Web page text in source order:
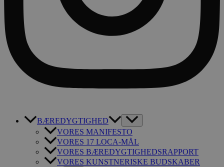
BÆREDYGTIGHED
VORES MANIFESTO
VORES 17 LOCA-MÅL
VORES BÆREDYGTIGHEDSRAPPORT
VORES KUNSTNERISKE BUDSKABER